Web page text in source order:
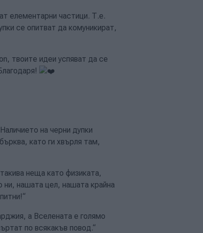
елементарни частици. Т.е.
се опитват да комуникират,
твоите идеи успяват да се
на черни дупки
като ги хвърля там,
неща като физиката,
нашата цел, нашата крайна
а Вселената е голямо
по всякакъв повод.“